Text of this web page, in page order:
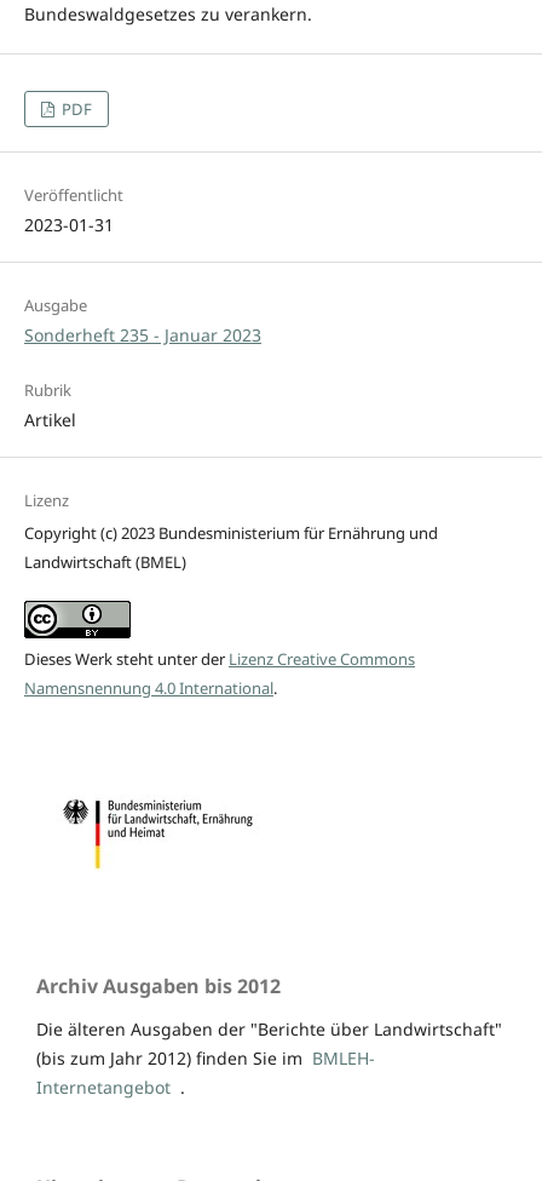
Bundeswaldgesetzes zu verankern.
PDF
Veröffentlicht
2023-01-31
Ausgabe
Sonderheft 235 - Januar 2023
Rubrik
Artikel
Lizenz
Copyright (c) 2023 Bundesministerium für Ernährung und
Landwirtschaft (BMEL)
Dieses Werk steht unter derLizenz Creative Commons
Namensnennung 4.0 International.
Archiv Ausgaben bis 2012
Die älteren Ausgaben der "Berichte über Landwirtschaft"
(bis zum Jahr 2012) finden Sie im BMLEH-
Internetangebot .